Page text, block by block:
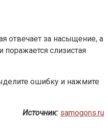
отвечает за насыщение, а
слизистая
ошибку и нажмите
Источник: samogons.ru